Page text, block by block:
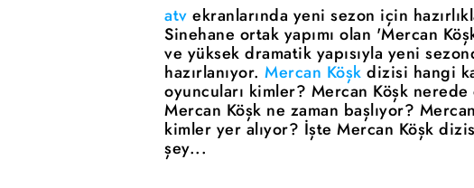
atv ekranlarında yeni sezon için
Sinehane ortak yapımı olan 'Mercan
ve yüksek dramatik yapısıyla yeni
hazırlanıyor. Mercan Köşk dizisi hangi
oyuncuları kimler? Mercan Köşk
Mercan Köşk ne zaman başlıyor?
kimler yer alıyor? İşte Mercan Köşk
şey...